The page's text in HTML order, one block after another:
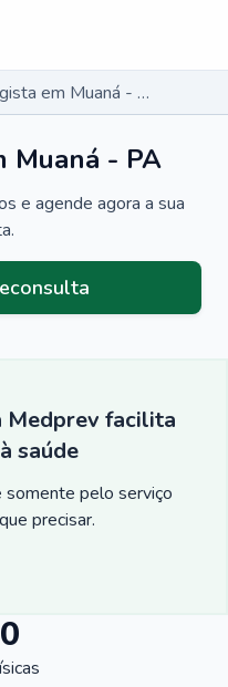
Mastologista em Muaná - PA
Muaná - PA
e agende agora a sua
Medprev facilita
saúde
somente pelo serviço
precisar.